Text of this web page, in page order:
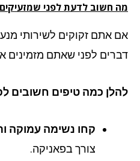
חשוב לדעת לפני שמזעיקים
אתם זקוקים לשירותי
לפני שאתם מזמינים אותו.
כמה טיפים חשובים לפני
קחו נשימה עמוקה
צורך בפאניקה.